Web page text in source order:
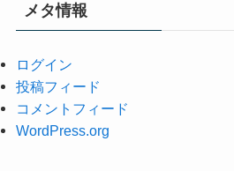
メタ情報
ログイン
投稿フィード
コメントフィード
WordPress.org